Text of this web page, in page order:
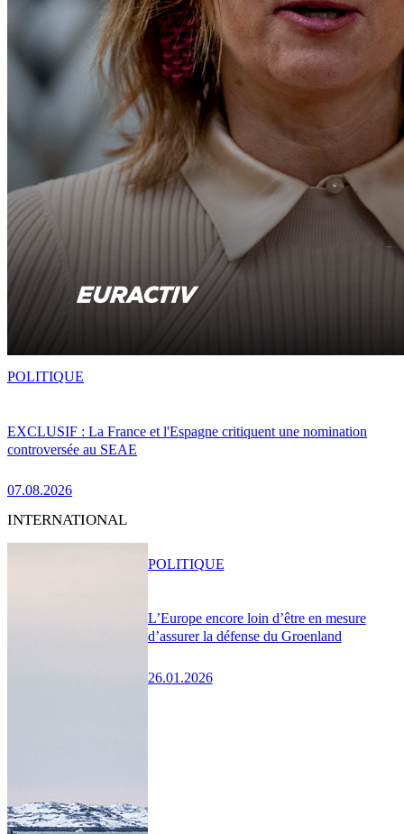
EXCLUSIF : La France et l'Espagne critiquent une nomination
controversée au SEAE
07.08.2026
POLITIQUE
INTERNATIONAL
L’Europe encore loin d’être en mesure
d’assurer la défense du Groenland
26.01.2026
POLITIQUE